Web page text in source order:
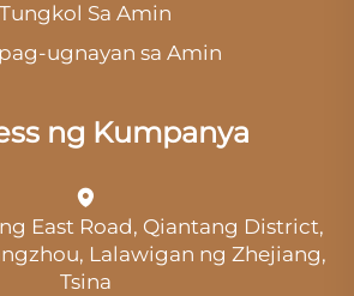
Tungkol Sa Amin
ugnayan sa Amin
ng Kumpanya
East Road, Qiantang District,
Lalawigan ng Zhejiang,
Tsina